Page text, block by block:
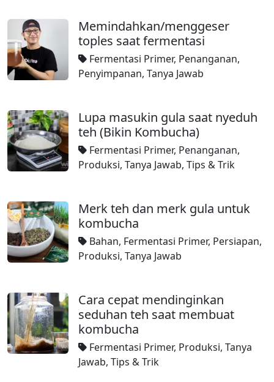
Memindahkan/menggeser
toples saat fermentasi
Fermentasi Primer, Penanganan,
Penyimpanan, Tanya Jawab
Lupa masukin gula saat nyeduh
teh (Bikin Kombucha)
Fermentasi Primer, Penanganan,
Produksi, Tanya Jawab, Tips & Trik
Merk teh dan merk gula untuk
kombucha
Bahan, Fermentasi Primer, Persiapan,
Produksi, Tanya Jawab
Cara cepat mendinginkan
seduhan teh saat membuat
kombucha
Fermentasi Primer, Produksi, Tanya
Jawab, Tips & Trik